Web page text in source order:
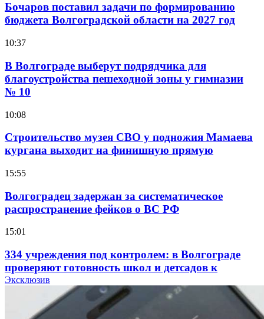
Бочаров поставил задачи по формированию
бюджета Волгоградской области на 2027 год
10:37
В Волгограде выберут подрядчика для
благоустройства пешеходной зоны у гимназии
№ 10
10:08
Строительство музея СВО у подножия Мамаева
кургана выходит на финишную прямую
15:55
Волгоградец задержан за систематическое
распространение фейков о ВС РФ
15:01
334 учреждения под контролем: в Волгограде
проверяют готовность школ и детсадов к
учебному году
Эксклюзив